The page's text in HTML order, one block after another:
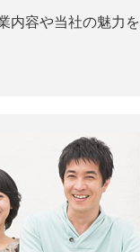
内容や当社の魅力を